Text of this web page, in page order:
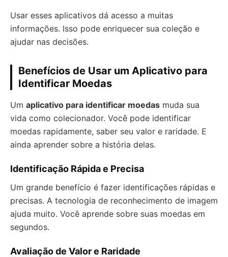
Usar esses aplicativos dá acesso a muitas
informações. Isso pode enriquecer sua coleção e
ajudar nas decisões.
Benefícios de Usar um Aplicativo para
Identificar Moedas
Um aplicativo para identificar moedas muda sua
vida como colecionador. Você pode identificar
moedas rapidamente, saber seu valor e raridade. E
ainda aprender sobre a história delas.
Identificação Rápida e Precisa
Um grande benefício é fazer identificações rápidas e
precisas. A tecnologia de reconhecimento de imagem
ajuda muito. Você aprende sobre suas moedas em
segundos.
Avaliação de Valor e Raridade